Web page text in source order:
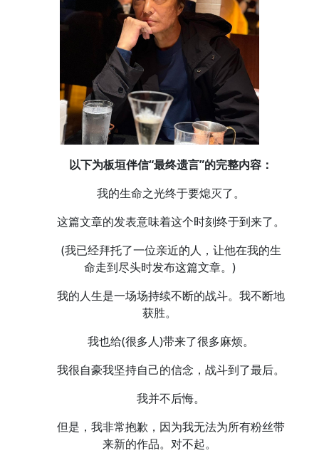
以下为板垣伴信“最终遗言”的完整内容：
我的生命之光终于要熄灭了。
这篇文章的发表意味着这个时刻终于到来了。
(我已经拜托了一位亲近的人，让他在我的生
命走到尽头时发布这篇文章。)
我的人生是一场场持续不断的战斗。我不断地
获胜。
我也给(很多人)带来了很多麻烦。
我很自豪我坚持自己的信念，战斗到了最后。
我并不后悔。
但是，我非常抱歉，因为我无法为所有粉丝带
来新的作品。对不起。